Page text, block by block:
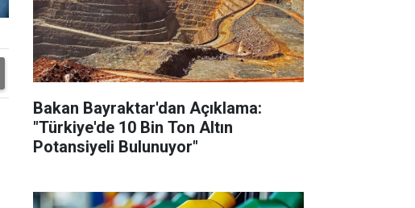
Bakan Bayraktar'dan Açıklama:
"Türkiye'de 10 Bin Ton Altın
Potansiyeli Bulunuyor"